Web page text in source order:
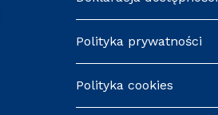
Polityka prywatności
Polityka cookies